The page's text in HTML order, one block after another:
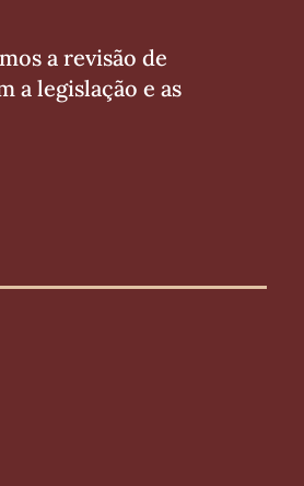
a revisão de
a legislação e as